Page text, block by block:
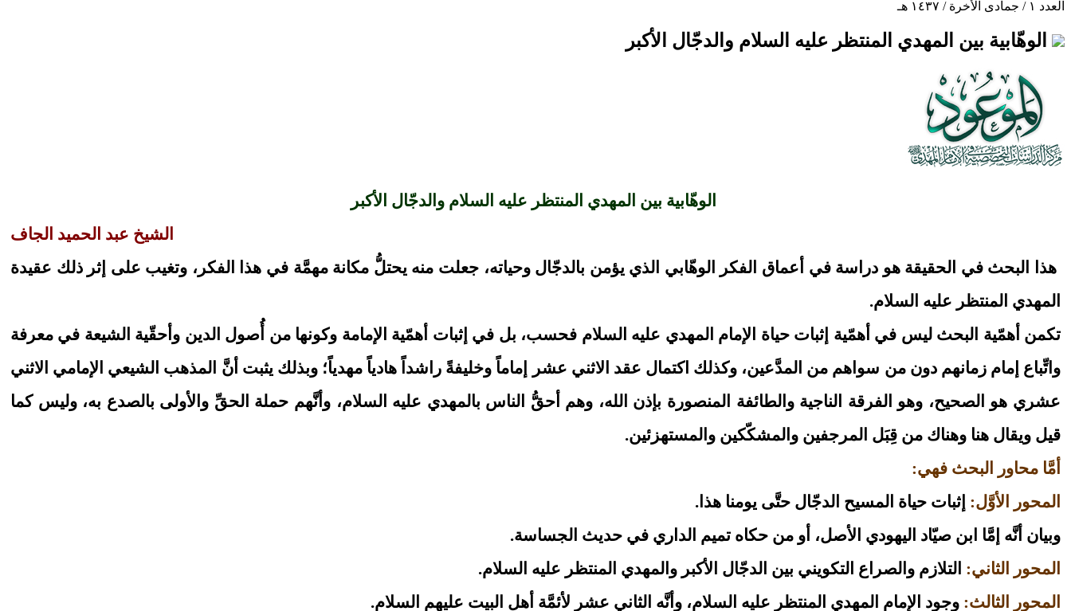
العدد ١ / جمادى الأخرة / ١٤٣٧ هـ
الوهّابية بين المهدي المنتظر عليه السلام والدجّال الأكبر
الوهّابية بين المهدي المنتظر عليه السلام والدجّال الأكبر
الشيخ عبد الحميد الجاف
هذا البحث في الحقيقة هو دراسة في أعماق الفكر الوهّابي الذي يؤمن بالدجّال وحياته، جعلت منه يحتلُّ مكانة مهمَّة في هذا الفكر، وتغيب على إثر ذلك عقيدة
المهدي المنتظر عليه السلام.
تكمن أهمّية البحث ليس في أهمّية إثبات حياة الإمام المهدي عليه السلام فحسب، بل في إثبات أهمّية الإمامة وكونها من أُصول الدين وأحقّية الشيعة في معرفة
واتِّباع إمام زمانهم دون من سواهم من المدَّعين، وكذلك اكتمال عقد الاثني عشر إماماً وخليفةً راشداً هادياً مهدياً؛ وبذلك يثبت أنَّ المذهب الشيعي الإمامي الاثني
عشري هو الصحيح، وهو الفرقة الناجية والطائفة المنصورة بإذن الله، وهم أحقُّ الناس بالمهدي عليه السلام، وأنَّهم حملة الحقِّ والأولى بالصدع به، وليس كما
قيل ويقال هنا وهناك من قِبَل المرجفين والمشكّكين والمستهزئين.
أمَّا محاور البحث فهي:
المحور الأوَّل: إثبات حياة المسيح الدجّال حتَّى يومنا هذا.
وبيان أنَّه إمَّا ابن صيّاد اليهودي الأصل، أو من حكاه تميم الداري في حديث الجساسة.
المحور الثاني: التلازم والصراع التكويني بين الدجّال الأكبر والمهدي المنتظر عليه السلام.
المحور الثالث: وجود الإمام المهدي المنتظر عليه السلام، وأنَّه الثاني عشر لأئمَّة أهل البيت عليهم السلام.